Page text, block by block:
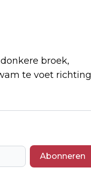
broek,
te voet richting
Abonneren